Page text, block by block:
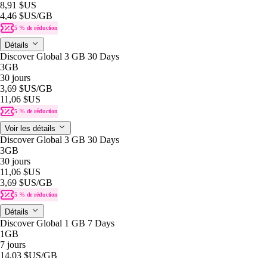
8,91 $US
4,46 $US/GB
5 % de réduction
Détails
Discover Global 3 GB 30 Days
3GB
30 jours
3,69 $US/GB
11,06 $US
5 % de réduction
Voir les détails
Discover Global 3 GB 30 Days
3GB
30 jours
11,06 $US
3,69 $US/GB
5 % de réduction
Détails
Discover Global 1 GB 7 Days
1GB
7 jours
14,03 $US/GB